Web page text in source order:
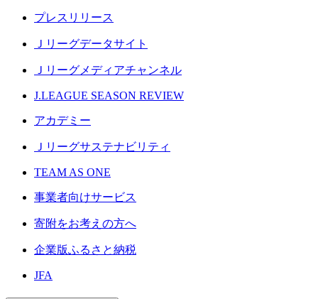
プレスリリース
Ｊリーグデータサイト
Ｊリーグメディアチャンネル
J.LEAGUE SEASON REVIEW
アカデミー
Ｊリーグサステナビリティ
TEAM AS ONE
事業者向けサービス
寄附をお考えの方へ
企業版ふるさと納税
JFA